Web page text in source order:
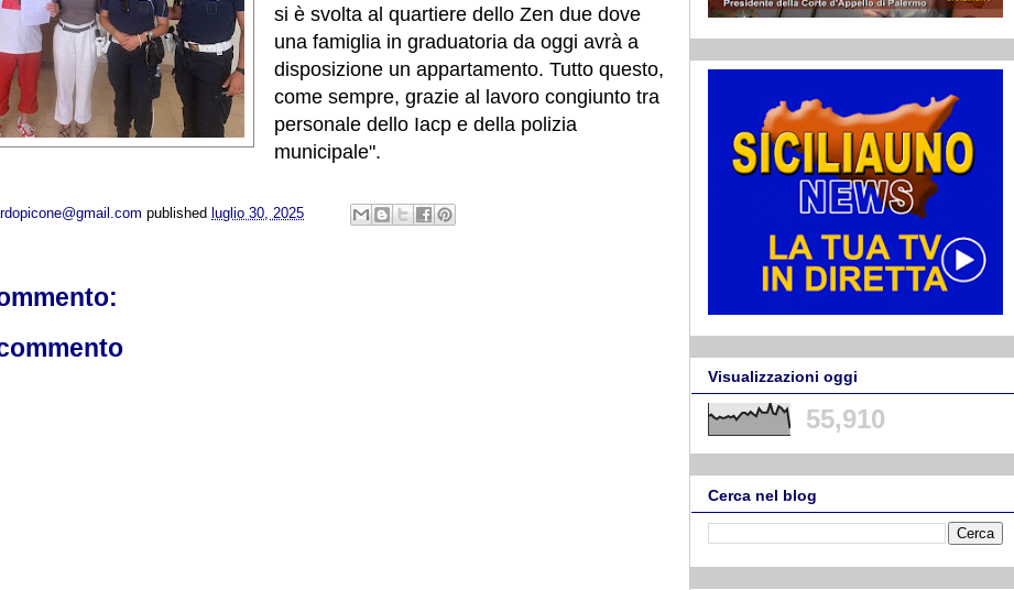
si è svolta al quartiere dello Zen due dove
una famiglia in graduatoria da oggi avrà a
disposizione un appartamento. Tutto questo,
come sempre, grazie al lavoro congiunto tra
personale dello Iacp e della polizia
municipale".
published luglio 30, 2025
Visualizzazioni oggi
55,910
Cerca nel blog